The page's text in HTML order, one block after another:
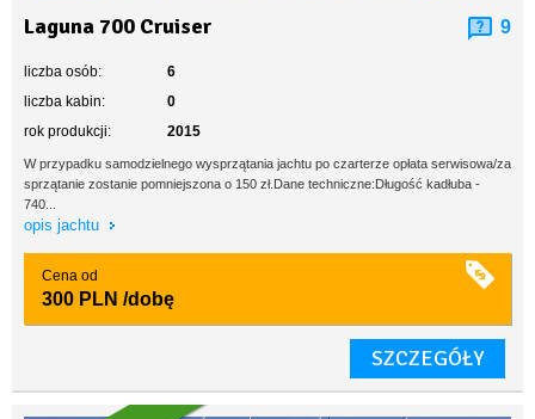
Laguna 700 Cruiser 9
liczba osób:
6
liczba kabin:
0
rok produkcji:
2015
W przypadku samodzielnego wysprzątania jachtu po czarterze opłata serwisowa/za
sprzątanie zostanie pomniejszona o 150 zł.Dane techniczne:Długość kadłuba -
740...
opis jachtu
Cena od
300 PLN /dobę
SZCZEGÓŁY